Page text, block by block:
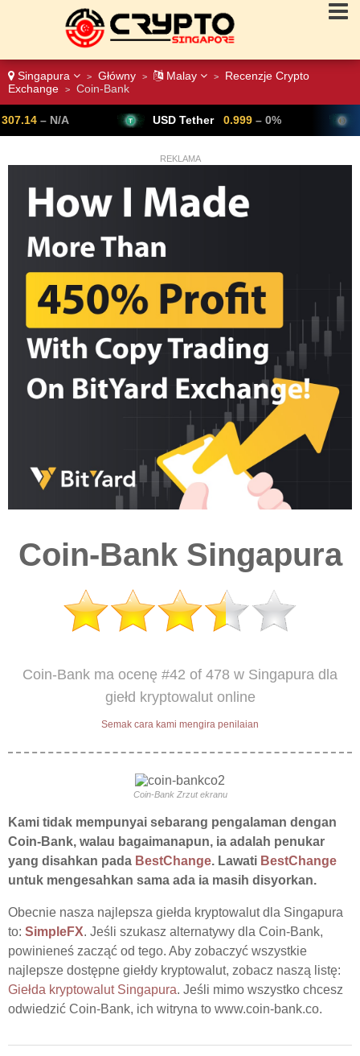
Singapura > Główny > Malay >
Recenzje Crypto
Exchange
> Coin-Bank
USD Tether 0.999 – 0% Bitcoin 64,791
REKLAMA
Coin-Bank Singapura
Coin-Bank ma ocenę #42 of 478 w Singapura dla
giełd kryptowalut online
Semak cara kami mengira penilaian
Coin-Bank Zrzut ekranu
Kami tidak mempunyai sebarang pengalaman dengan
Coin-Bank, walau bagaimanapun, ia adalah penukar
yang disahkan pada BestChange. Lawati BestChange
untuk mengesahkan sama ada ia masih disyorkan.
Obecnie nasza najlepsza giełda kryptowalut dla Singapura
to: SimpleFX. Jeśli szukasz alternatywy dla Coin-Bank,
powinieneś zacząć od tego. Aby zobaczyć wszystkie
najlepsze dostępne giełdy kryptowalut, zobacz naszą listę:
Giełda kryptowalut Singapura. Jeśli mimo wszystko chcesz
odwiedzić Coin-Bank, ich witryna to www.coin-bank.co.